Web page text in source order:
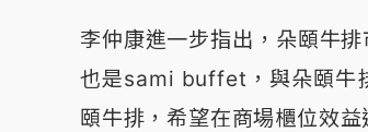
李仲康進一步指出，朵頤牛
也是sami buffet，與朵頤牛
頤牛排，希望在商場櫃位效益